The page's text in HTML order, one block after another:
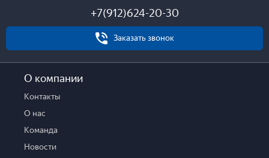
+7(912)624-20-30
Заказать звонок
О компании
Контакты
О нас
Команда
Новости